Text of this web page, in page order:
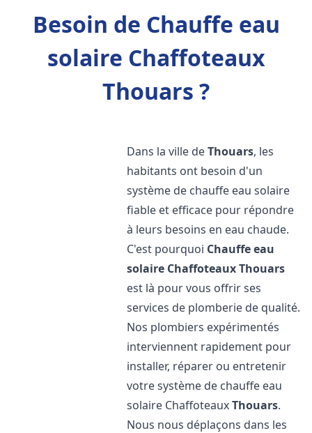
Besoin de Chauffe eau
solaire Chaffoteaux
Thouars ?
Dans la ville deThouars, les
habitants ont besoin d'un
système de chauffe eau solaire
fiable et efficace pour répondre
à leurs besoins en eau chaude.
C'est pourquoi Chauffe eau
solaire ChaffoteauxThouars
est là pour vous offrir ses
services de plomberie de qualité.
Nos plombiers expérimentés
interviennent rapidement pour
installer, réparer ou entretenir
votre système de chauffe eau
solaire ChaffoteauxThouars.
Nous nous déplaçons dans les